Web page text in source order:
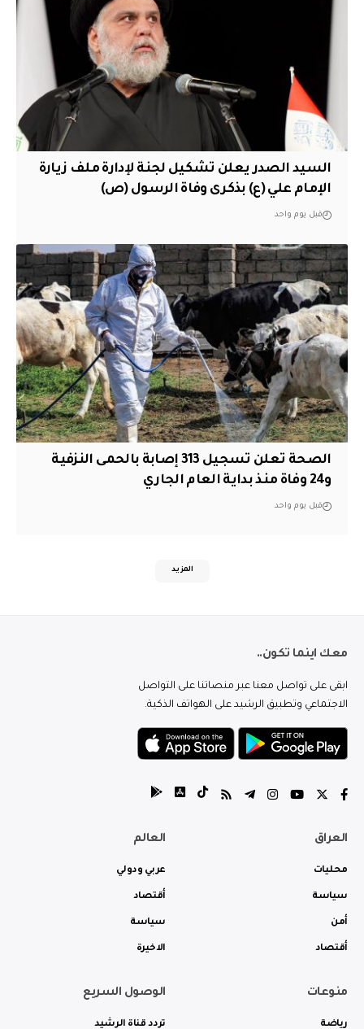
السيد الصدر يعلن تشكيل لجنة لإدارة ملف زيارة
الإمام علي (ع) بذكرى وفاة الرسول (ص)
قبل يوم واحد
الصحة تعلن تسجيل 313 إصابة بالحمى النزفية
و24 وفاة منذ بداية العام الجاري
قبل يوم واحد
المزيد
معك اينما تكون..
ابقى على تواصل معنا عبر منصاتنا على التواصل
الاجتماعي وتطبيق الرشيد على الهواتف الذكية.
العراق
محليات
سياسة
أمن
أقتصاد
العالم
عربي ودولي
أقتصاد
سياسة
الاخيرة
منوعات
رياضة
الوصول السريع
تردد قناة الرشيد